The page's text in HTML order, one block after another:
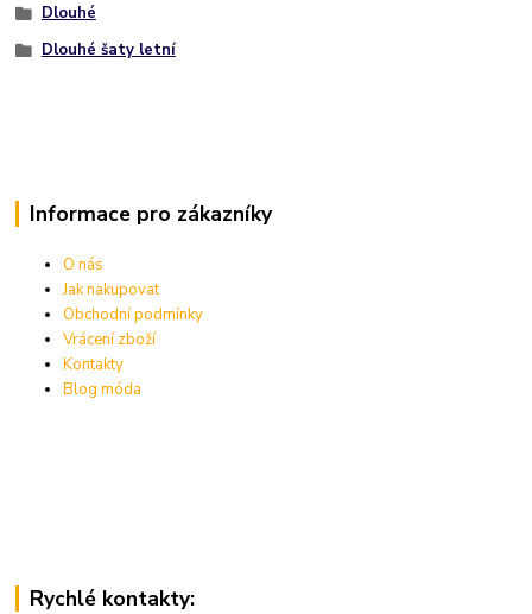
Dlouhé
Dlouhé šaty letní
Informace pro zákazníky
O nás
Jak nakupovat
Obchodní podmínky
Vrácení zboží
Kontakty
Blog móda
Rychlé kontakty: